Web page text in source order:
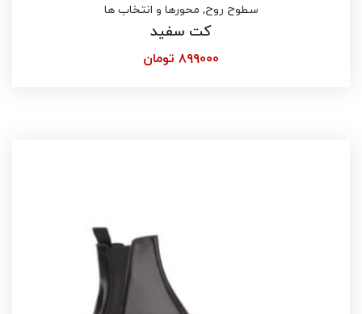
سطوح روح, محورها و انتخاب ها
کت سفید
۸۹۹۰۰۰ تومان